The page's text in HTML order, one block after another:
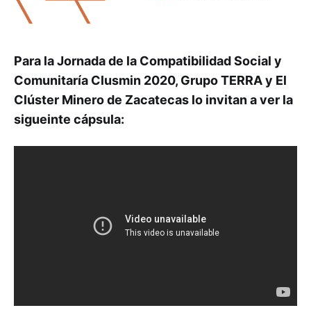
Para la Jornada de la Compatibilidad Social y
Comunitaría Clusmin 2020, Grupo TERRA y El
Clúster Minero de Zacatecas lo invitan a ver la
sigueinte cápsula: